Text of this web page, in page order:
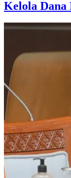
Kelola